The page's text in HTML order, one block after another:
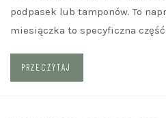
podpasek lub tamponów. To
miesiączka to specyficzna
PRZECZYTAJ